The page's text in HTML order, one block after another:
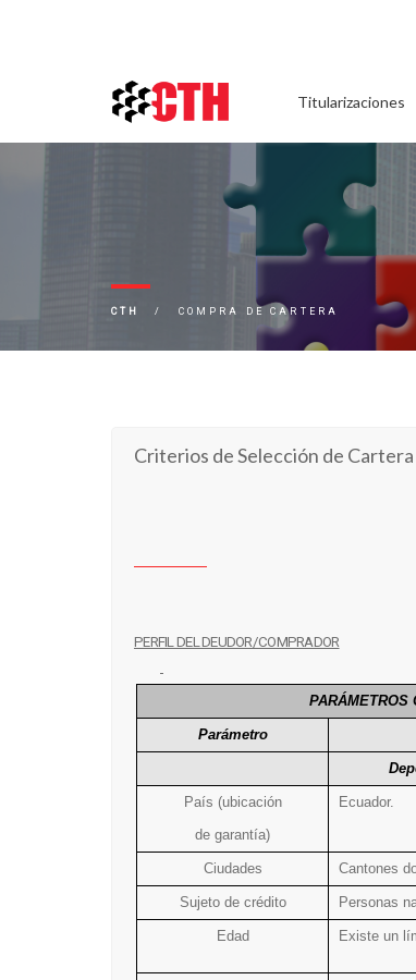
Titularizaciones
CTH COMPRA DE CARTERA
Criterios de Selección de Cartera
PERFIL DEL DEUDOR/COMPRADOR
PARÁMETROS
Parámetro
País (ubicación
de garantía)
Ecuador.
Ciudades Cantones
Sujeto de crédito Personas
Edad Existe un